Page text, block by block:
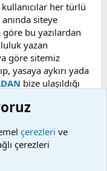
her türlü
siteye
bu yazılardan
yazan
göre sitemiz
yasaya aykırı yada
bize ulaşıldığı
YouTube,
bu sitelere aittir.
çerezleri ve
çerezleri